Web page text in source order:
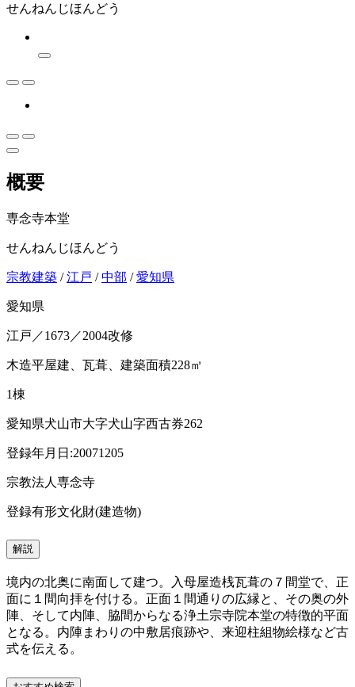
せんねんじほんどう
概要
専念寺本堂
せんねんじほんどう
宗教建築 /江戸 /中部 /愛知県
愛知県
江戸／1673／2004改修
木造平屋建、瓦葺、建築面積228㎡
1棟
愛知県犬山市大字犬山字西古券262
登録年月日:20071205
宗教法人専念寺
登録有形文化財(建造物)
解説
境内の北奥に南面して建つ。入母屋造桟瓦葺の７間堂で、正
面に１間向拝を付ける。正面１間通りの広縁と、その奥の外
陣、そして内陣、脇間からなる浄土宗寺院本堂の特徴的平面
となる。内陣まわりの中敷居痕跡や、来迎柱組物絵様など古
式を伝える。